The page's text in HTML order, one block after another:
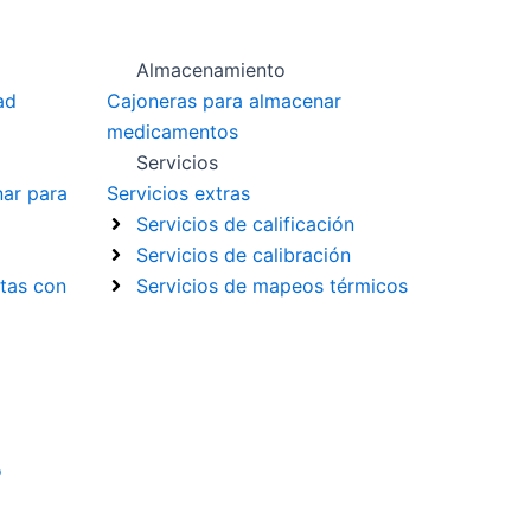
para
con
Almacenamiento
Cajoneras para almacenar
medicamentos
Servicios
Servicios extras
Servicios de calificación
Servicios de calibración
Servicios de mapeos térmicos